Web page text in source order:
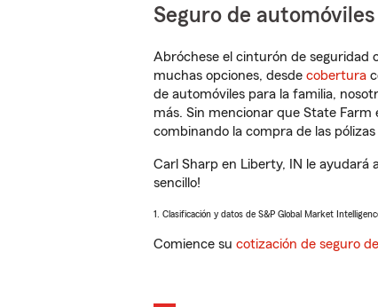
Seguro de automóviles
Abróchese el cinturón de seguridad
muchas opciones, desde cobertura
de automóviles para la familia,
más. Sin mencionar que State Farm
combinando la compra de las
Carl Sharp en Liberty, IN le ayudará
sencillo!
1. Clasificación y datos de S&P Global Market
Comience su cotización de seguro